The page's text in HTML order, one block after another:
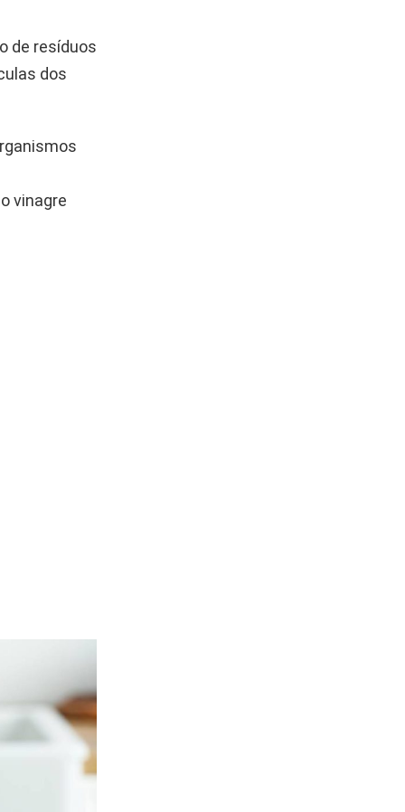
de resíduos
dos
vinagre